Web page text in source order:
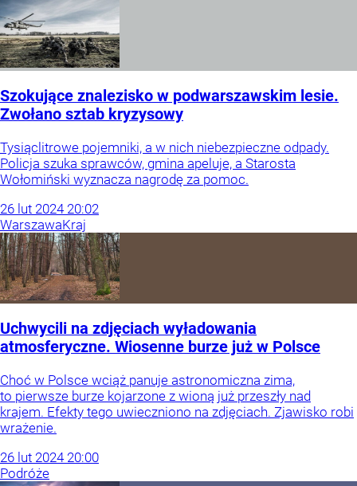
Szokujące znalezisko w podwarszawskim lesie.
Zwołano sztab kryzysowy
Tysiąclitrowe pojemniki, a w nich niebezpieczne odpady.
Policja szuka sprawców, gmina apeluje, a Starosta
Wołomiński wyznacza nagrodę za pomoc.
26 lut 2024 20:02
WarszawaKraj
Uchwycili na zdjęciach wyładowania
atmosferyczne. Wiosenne burze już w Polsce
Choć w Polsce wciąż panuje astronomiczna zima,
to pierwsze burze kojarzone z wioną już przeszły nad
krajem. Efekty tego uwieczniono na zdjęciach. Zjawisko robi
wrażenie.
26 lut 2024 20:00
Podróże